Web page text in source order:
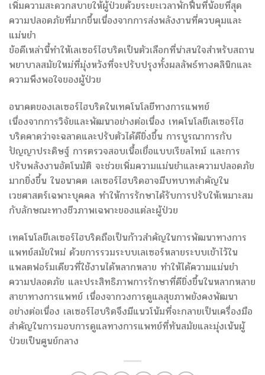
เพิ่มความสะดวกสบายให้ผู้ป่วยด้วยระยะเวลาพักฟื้นที่น้อยที่สุด
ความปลอดภัยที่มากขึ้นเนื่องจากการส่งพลังงานที่ควบคุมและ
แม่นยำ
ข้อดีเหล่านี้ทำให้เลเซอร์ไฮบริดเป็นตัวเลือกที่น่าสนใจสำหรับสถาน
พยาบาลสมัยใหม่ที่มุ่งหวังที่จะปรับปรุงทั้งผลลัพธ์ทางคลินิกและ
ความพึงพอใจของผู้ป่วย
อนาคตของเลเซอร์ไฮบริดในเทคโนโลยีทางการแพทย์
เนื่องจากการวิจัยและพัฒนาอย่างต่อเนื่อง เทคโนโลยีเลเซอร์ไฮ
บริดคาดว่าจะฉลาดและปรับตัวได้ดียิ่งขึ้น การบูรณาการกับ
ปัญญาประดิษฐ์ การตรวจสอบเนื้อเยื่อแบบเรียลไทม์ และการ
ปรับพลังงานอัตโนมัติ จะช่วยเพิ่มความแม่นยำและความปลอดภัย
มากยิ่งขึ้น ในอนาคต เลเซอร์ไฮบริดอาจมีบทบาทสำคัญใน
เวชศาสตร์เฉพาะบุคคล ทำให้การรักษาได้รับการปรับให้เหมาะสม
กับลักษณะทางชีวภาพเฉพาะของแต่ละผู้ป่วย
เทคโนโลยีเลเซอร์ไฮบริดถือเป็นก้าวสำคัญในการพัฒนาทางการ
แพทย์สมัยใหม่ ด้วยการรวมระบบเลเซอร์หลายระบบเข้าไว้ใน
แพลตฟอร์มเดียวที่ใช้งานได้หลากหลาย ทำให้ได้ความแม่นยำ
ความปลอดภัย และประสิทธิภาพการรักษาที่ดียิ่งขึ้นในหลากหลาย
สาขาทางการแพทย์ เนื่องจากวงการดูแลสุขภาพยังคงพัฒนา
อย่างต่อเนื่อง เลเซอร์ไฮบริดจึงมีแนวโน้มที่จะกลายเป็นเครื่องมือ
สำคัญในการมอบการดูแลทางการแพทย์ที่ทันสมัยและมุ่งเน้นผู้
ป่วยเป็นศูนย์กลาง